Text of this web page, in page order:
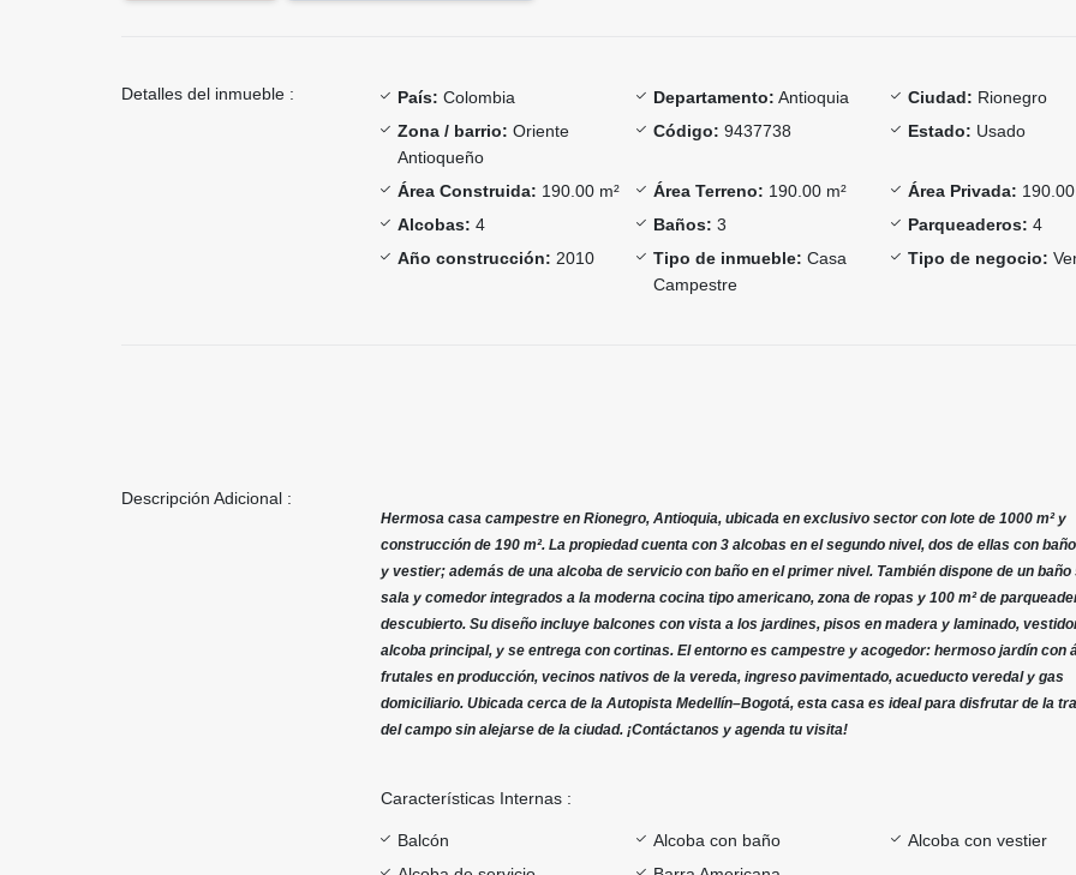
Detalles del inmueble : País: Colombia Departamento: Antioquia Ciudad: Rionegro
Zona / barrio: Oriente
Antioqueño
Código: 9437738 Estado: Usado
Área Construida: 190.00 m² Área Terreno: 190.00 m² Área Privada:
Alcobas: 4 Baños: 3 Parqueaderos: 4
Año construcción: 2010 Tipo de inmueble: Casa
Campestre
Tipo de negocio:
Descripción Adicional :
Hermosa casa campestre en Rionegro, Antioquia, ubicada en exclusivo sector con lote de 1000 m² y
construcción de 190 m². La propiedad cuenta con 3 alcobas en el segundo nivel, dos de ellas con
y vestier; además de una alcoba de servicio con baño en el primer nivel. También dispone de un baño
sala y comedor integrados a la moderna cocina tipo americano, zona de ropas y 100 m² de
descubierto. Su diseño incluye balcones con vista a los jardines, pisos en madera y laminado,
alcoba principal, y se entrega con cortinas. El entorno es campestre y acogedor: hermoso jardín con
frutales en producción, vecinos nativos de la vereda, ingreso pavimentado, acueducto veredal y gas
domiciliario. Ubicada cerca de la Autopista Medellín–Bogotá, esta casa es ideal para disfrutar de la
del campo sin alejarse de la ciudad. ¡Contáctanos y agenda tu visita!
Características Internas :
Balcón Alcoba con baño
Alcoba con vestier